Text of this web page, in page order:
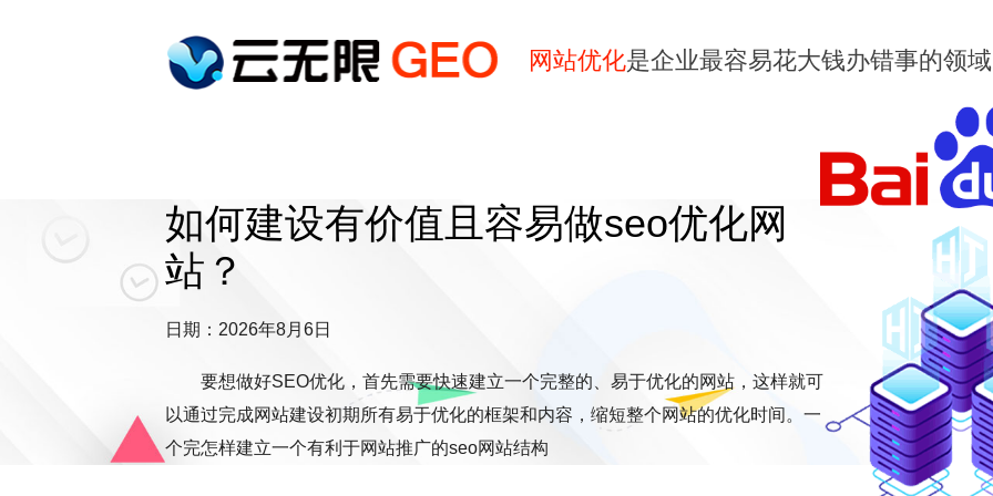
网站优化是企业最容易花大钱办错事的领域
如何建设有价值且容易做seo优化网
站？
日期：2026年8月6日
要想做好SEO优化，首先需要快速建立一个完整的、易于优化的网站，这样就可
以通过完成网站建设初期所有易于优化的框架和内容，缩短整个网站的优化时间。一
个完怎样建立一个有利于网站推广的seo网站结构